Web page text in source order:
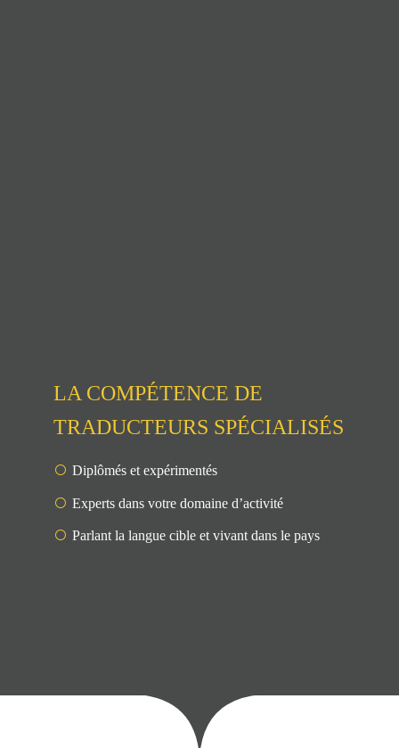
LA COMPÉTENCE DE
TRADUCTEURS SPÉCIALISÉS
Diplômés et expérimentés
Experts dans votre domaine d’activité
Parlant la langue cible et vivant dans le pays